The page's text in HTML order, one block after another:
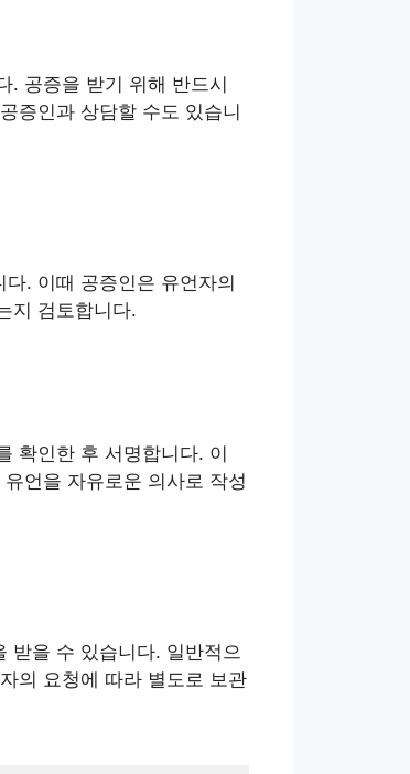
. 공증을 받기 위해 반드시
증인과 상담할 수도 있습니
. 이때 공증인은 유언자의
지 검토합니다.
확인한 후 서명합니다. 이
언을 자유로운 의사로 작성
받을 수 있습니다. 일반적으
의 요청에 따라 별도로 보관